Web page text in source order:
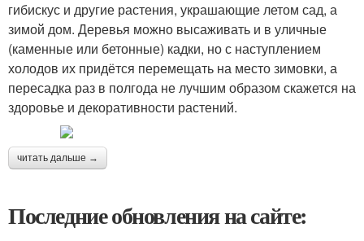
гибискус и другие растения, украшающие летом сад, а
зимой дом. Деревья можно высаживать и в уличные
(каменные или бетонные) кадки, но с наступлением
холодов их придётся перемещать на место зимовки, а
пересадка раз в полгода не лучшим образом скажется на
здоровье и декоративности растений.
читать дальше →
Последние обновления на сайте: